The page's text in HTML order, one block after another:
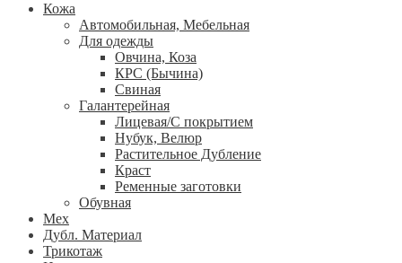
Кожа
Автомобильная, Мебельная
Для одежды
Овчина, Коза
КРС (Бычина)
Свиная
Галантерейная
Лицевая/С покрытием
Нубук, Велюр
Растительное Дубление
Краст
Ременные заготовки
Обувная
Мех
Дубл. Материал
Трикотаж